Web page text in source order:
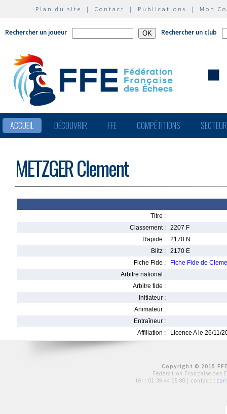
Plan du site | Contact | Publications | Mon
Rechercher un joueur Rechercher un club
ACCUEIL DÉCOUVRIR FFE COMPÉTITIONS
METZGER Clement
Titre :
Classement :
2207 F
Rapide :
2170 N
Blitz :
2170 E
Fiche Fide :
Fiche Fide de
Arbitre national :
Arbitre fide :
Initiateur :
Animateur :
Entraîneur :
Affiliation :
Licence A le 26/11/
Copyright © 2015
Fédération Française des
tél : 01 39 44 65 80 | contact :